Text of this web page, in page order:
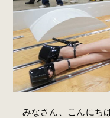
みなさん、こんにち